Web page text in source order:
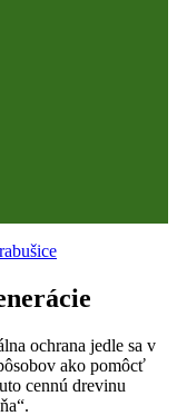
ochrana jedle sa v
ako pomôcť
cennú drevinu